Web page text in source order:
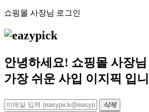
쇼핑몰 사장님 로그인
안녕하세요! 쇼핑몰 사장님
가장 쉬운 사입 이지픽 입
삭제